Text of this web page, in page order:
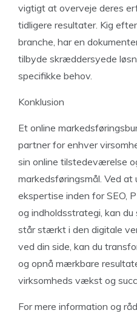
vigtigt at overveje deres
tidligere resultater. Kig
branche, har en
tilbyde skræddersyede
specifikke behov.
Konklusion
Et online
partner for enhver vir
sin online tilstedeværelse
markedsføringsmål. Ved
ekspertise inden for SEO,
og indholdsstrategi, kan du
står stærkt i den digitale
ved din side, kan du
og opnå mærkbare
virksomheds vækst og
For mere information og